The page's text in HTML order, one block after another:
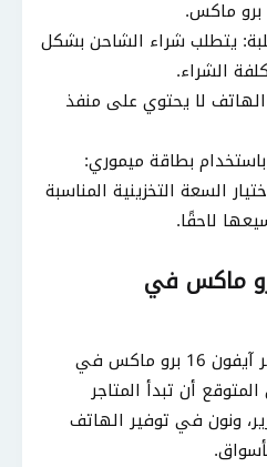
يتطلب شراء الشاحن بشكل
الشراء.
منفذ 3.5 ملم: الهاتف لا يحتوي على منفذ
بطاقة ميموري:
السعة التخزينية المناسبة
لاحقًا.
آيفون 16 برو ماكس في
حتى الآن، لم يُعلن عن توفر آيفون 16 برو ماكس في
أن تبدأ المتاجر
ونون في توفير الهاتف